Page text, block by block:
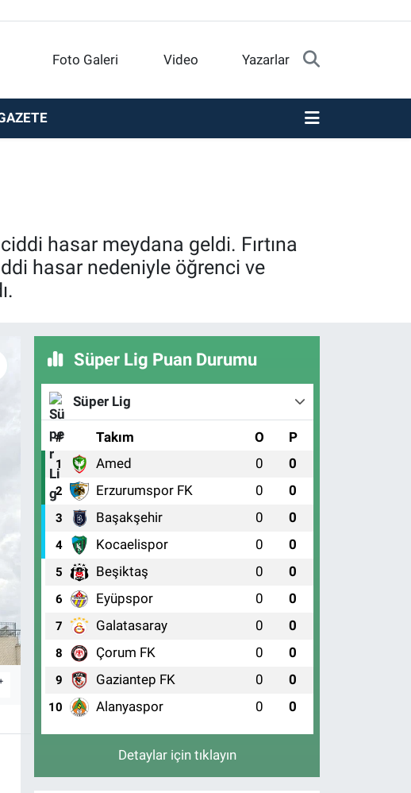
Foto Galeri Video Yazarlar
hasar meydana geldi. Fırtına
hasar nedeniyle öğrenci ve
Süper Lig Puan Durumu
Süper Lig
# Takım O P
1 Amed 0 0
2 Erzurumspor FK 0 0
3 Başakşehir 0 0
4 Kocaelispor 0 0
5 Beşiktaş 0 0
6 Eyüpspor 0 0
7 Galatasaray 0 0
8 Çorum FK 0 0
9 Gaziantep FK 0 0
10 Alanyaspor 0 0
Detaylar için tıklayın